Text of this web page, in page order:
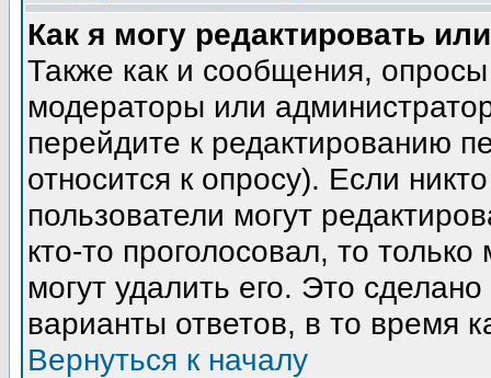
Как я могу редактировать
Также как и сообщения, опросы
модераторы или
перейдите к редактированию
относится к опросу). Если
пользователи могут
кто-то проголосовал, то
могут удалить его. Это
варианты ответов, в то время
Вернуться к началу